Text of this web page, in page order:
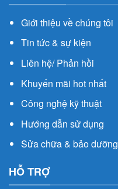
Giới thiệu về chúng tôi
Tin tức & sự kiện
Liên hệ/ Phản hồi
Khuyến mãi hot nhất
Công nghệ kỹ thuật
Hướng dẫn sử dụng
Sửa chữa & bảo dưỡng
HỖ TRỢ